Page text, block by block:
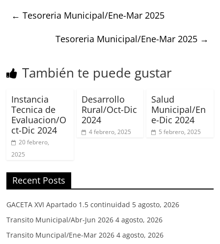
← Tesoreria Municipal/Ene-Mar 2025
Tesoreria Municipal/Ene-Mar 2025 →
También te puede gustar
Instancia
Tecnica de
Evaluacion/O
ct-Dic 2024
20 febrero,
2025
Desarrollo
Rural/Oct-Dic
2024
4 febrero, 2025
Salud
Municipal/En
e-Dic 2024
5 febrero, 2025
Recent Posts
GACETA XVI Apartado 1.5 continuidad 5 agosto, 2026
Transito Municipal/Abr-Jun 2026 4 agosto, 2026
Transito Muncipal/Ene-Mar 2026 4 agosto, 2026